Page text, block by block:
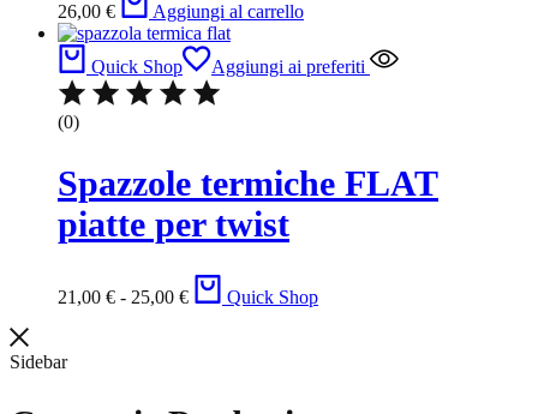
26,00 € Aggiungi al carrello
Quick Shop Aggiungi ai preferiti
(0)
Spazzole termiche FLAT
piatte per twist
21,00 € - 25,00 €
Fascia
di
Quick Shop
Sidebar